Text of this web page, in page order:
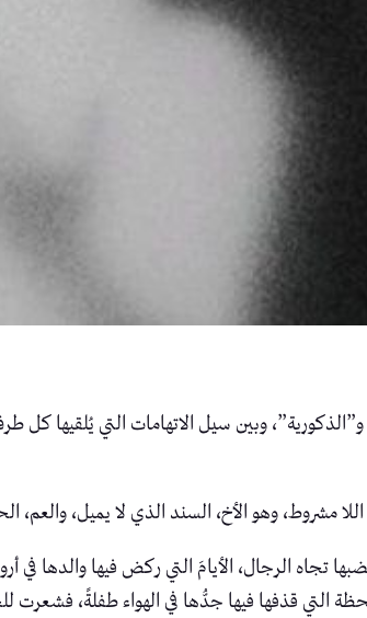
وبين سيل الاتهامات التي يُلقيها كل طرفٍ
مشروط، وهو الأخ، السند الذي لا يميل، والعم،
تجاه الرجال، الأيامَ التي ركض فيها والدها في
التي قذفها فيها جدُّها في الهواء طفلةً، فشعرت